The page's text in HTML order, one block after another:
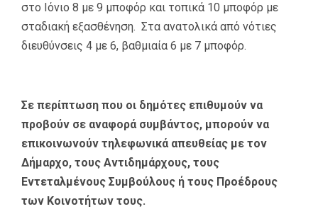
στο Ιόνιο 8 με 9 μποφόρ και τοπικά 10 μποφόρ με
σταδιακή εξασθένηση. Στα ανατολικά από νότιες
διευθύνσεις 4 με 6, βαθμιαία 6 με 7 μποφόρ.
Σε περίπτωση που οι δημότες επιθυμούν να
προβούν σε αναφορά συμβάντος, μπορούν να
επικοινωνούν τηλεφωνικά απευθείας με τον
Δήμαρχο, τους Αντιδημάρχους, τους
Εντεταλμένους Συμβούλους ή τους Προέδρους
των Κοινοτήτων τους.